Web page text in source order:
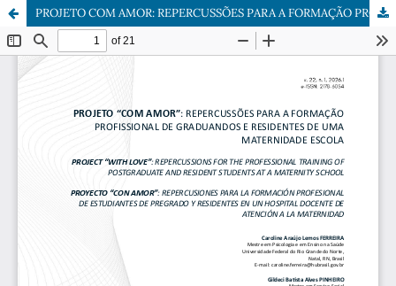
PROJETO COM AMOR: REPERCUSSÕES PARA A FORMAÇÃO PROFISSIONAL DE GRADUANDOS E RESIDENTES DE UMA MATERNIDADE ESCOLA